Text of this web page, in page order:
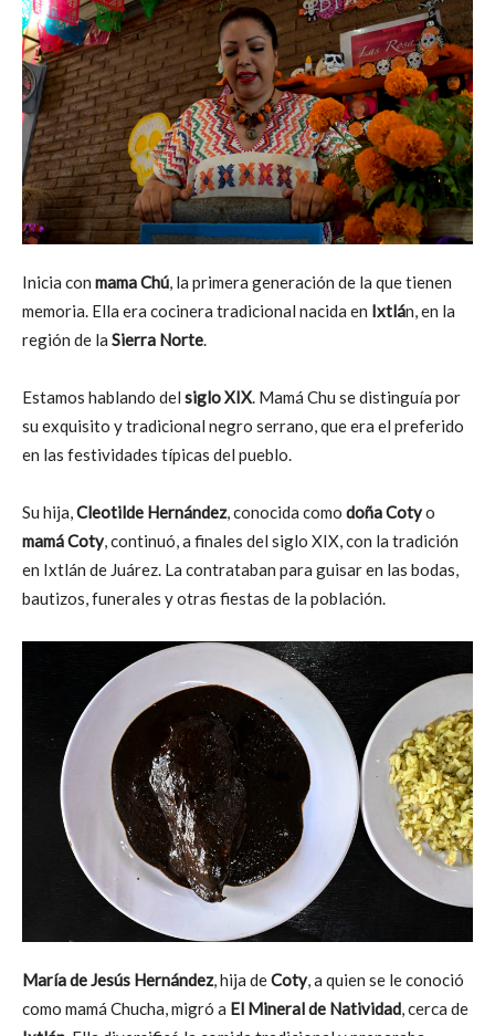
Inicia con mama Chú, la primera generación de la que tienen
memoria. Ella era cocinera tradicional nacida en Ixtlán, en la
región de la Sierra Norte.
Estamos hablando del siglo XIX. Mamá Chu se distinguía por
su exquisito y tradicional negro serrano, que era el preferido
en las festividades típicas del pueblo.
Su hija,Cleotilde Hernández, conocida como doña Cotyo
mamá Coty, continuó, a finales del siglo XIX, con la tradición
en Ixtlán de Juárez. La contrataban para guisar en las bodas,
bautizos, funerales y otras fiestas de la población.
María de Jesús Hernández, hija deCoty, a quien se le conoció
como mamá Chucha, migró a El Mineral de Natividad, cerca de